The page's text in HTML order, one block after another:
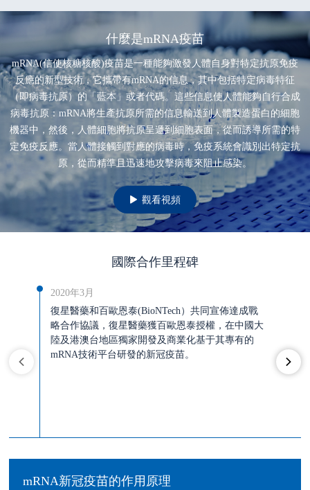
什麼是mRNA疫苗
mRNA(信使核糖核酸)疫苗是一種能夠激發人體自身對特定抗原免疫
反應的新型技術，它攜帶有mRNA的信息，其中包括特定病毒特征
（即病毒抗原）的「藍本」或者代碼。這些信息使人體能夠自行合成
病毒抗原：mRNA將生產抗原所需的信息輸送到人體製造蛋白的細胞
機器中，然後，人體細胞將抗原呈遞到細胞表面，從而誘導所需的特
定免疫反應。當人體接觸到對應的病毒時，免疫系統會識別出特定抗
原，從而精準且迅速地攻擊病毒來阻止感染。
觀看視頻
國際合作里程碑
2020年3月
復星醫藥和百歐恩泰(BioNTech）共同宣佈達成戰
略合作協議，復星醫藥獲百歐恩泰授權，在中國大
陸及港澳台地區獨家開發及商業化基于其專有的
mRNA技術平台研發的新冠疫苗。
mRNA新冠疫苗的作用原理